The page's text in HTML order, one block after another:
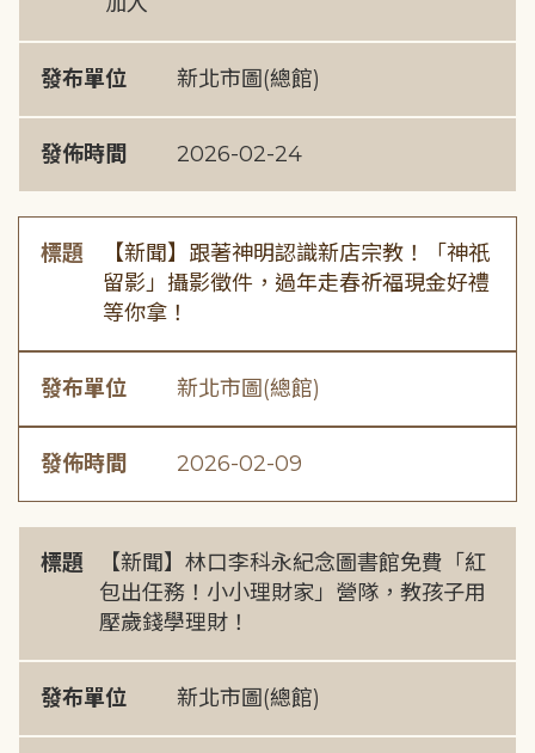
發布單位 新北市圖(總館)
發佈時間 2026-02-24
標題
【新聞】跟著神明認識新店宗教！「神祇
留影」攝影徵件，過年走春祈福現金好禮
等你拿！
發布單位 新北市圖(總館)
發佈時間 2026-02-09
標題
【新聞】林口李科永紀念圖書館免費「紅
包出任務！小小理財家」營隊，教孩子用
壓歲錢學理財！
發布單位 新北市圖(總館)